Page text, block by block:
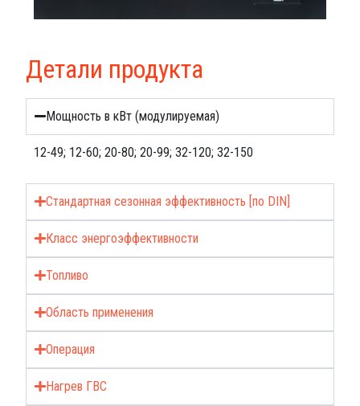
Детали продукта
Мощность в кВт (модулируемая)
12-49; 12-60; 20-80; 20-99; 32-120; 32-150
Стандартная сезонная эффективность [по DIN]
Класс энергоэффективности
Топливо
Область применения
Операция
Нагрев ГВС